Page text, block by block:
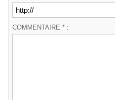
COMMENTAIRE * :